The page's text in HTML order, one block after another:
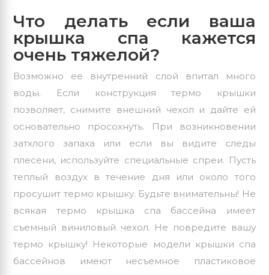
Что делать если ваша
крышка спа кажется
очень тяжелой?
Возможно ее внутренний слой впитал много
воды. Если конструкция термо крышки
позволяет, снимите внешний чехол и дайте ей
основательно просохнуть. При возникновении
затхлого запаха или если вы видите следы
плесени, используйте специальные спреи. Пусть
теплый воздух в течение дня или около того
просушит термо крышку. Будьте внимательны! Не
всякая термо крышка спа бассейна имеет
съемный виниловый чехол. Не повредите вашу
термо крышку! Некоторые модели крышки спа
бассейнов имеют несъемное пластиковое